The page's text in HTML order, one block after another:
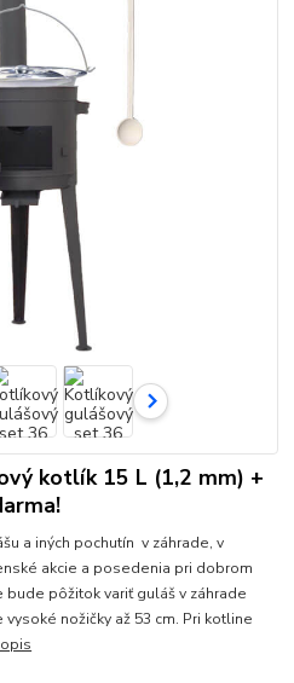
kotlík 15 L (1,2 mm) +
a iných pochutín v záhrade, v
akcie a posedenia pri dobrom
pôžitok variť guláš v záhrade
nožičky až 53 cm. Pri kotline